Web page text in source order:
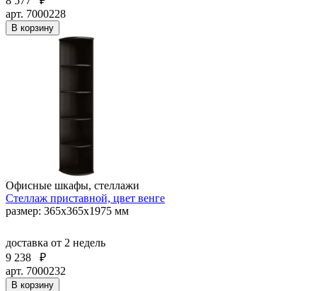
арт. 7000228
В корзину
Офисные шкафы, стеллажи
Стеллаж приставной, цвет венге
размер: 365х365х1975 мм
доставка от 2 недель
9 238
₽
арт. 7000232
В корзину